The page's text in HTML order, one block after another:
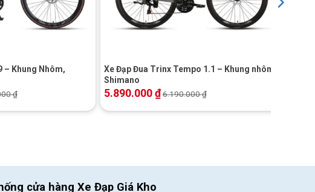
– Khung Nhôm,
₫
Xe Đạp Đua Trinx Tempo 1.1 – Khung nhôm,
Shimano
5.890.000₫6.190.000₫
cửa hàng Xe Đạp Giá Kho